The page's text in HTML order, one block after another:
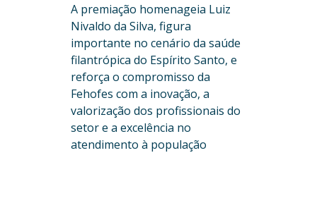
A premiação homenageia Luiz
Nivaldo da Silva, figura
importante no cenário da saúde
filantrópica do Espírito Santo, e
reforça o compromisso da
Fehofes com a inovação, a
valorização dos profissionais do
setor e a excelência no
atendimento à população